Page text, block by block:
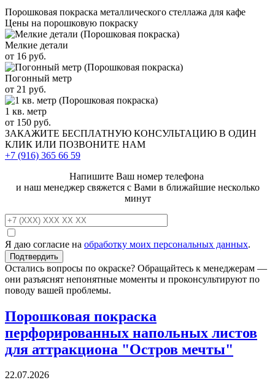
Порошковая покраска металлического стеллажа для кафе
Цены на порошковую покраску
Мелкие детали
от 16 руб.
Погонный метр
от 21 руб.
1 кв. метр
от 150 руб.
ЗАКАЖИТЕ БЕСПЛАТНУЮ КОНСУЛЬТАЦИЮ В ОДИН
КЛИК ИЛИ ПОЗВОНИТЕ НАМ
+7 (916) 365 66 59
Напишите Ваш номер телефона
и наш менеджер свяжется с Вами в ближайшие несколько
минут
Я даю согласие на обработку моих персональных данных.
Остались вопросы по окраске? Обращайтесь к менеджерам —
они разъяснят непонятные моменты и проконсультируют по
поводу вашей проблемы.
Порошковая покраска
перфорированных напольных листов
для аттракциона "Остров мечты"
22.07.2026